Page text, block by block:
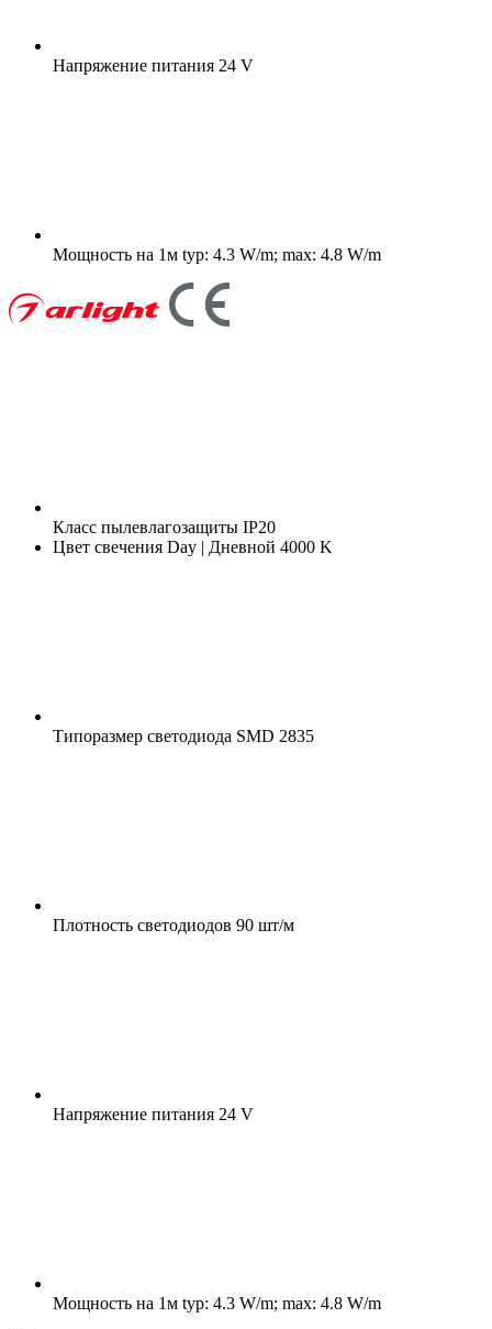
Напряжение питания 24 V
Мощность на 1м typ: 4.3 W/m; max: 4.8 W/m
Класс пылевлагозащиты IP20
Цвет свечения Day | Дневной 4000 K
Типоразмер светодиода SMD 2835
Плотность светодиодов 90 шт/м
Напряжение питания 24 V
Мощность на 1м typ: 4.3 W/m; max: 4.8 W/m